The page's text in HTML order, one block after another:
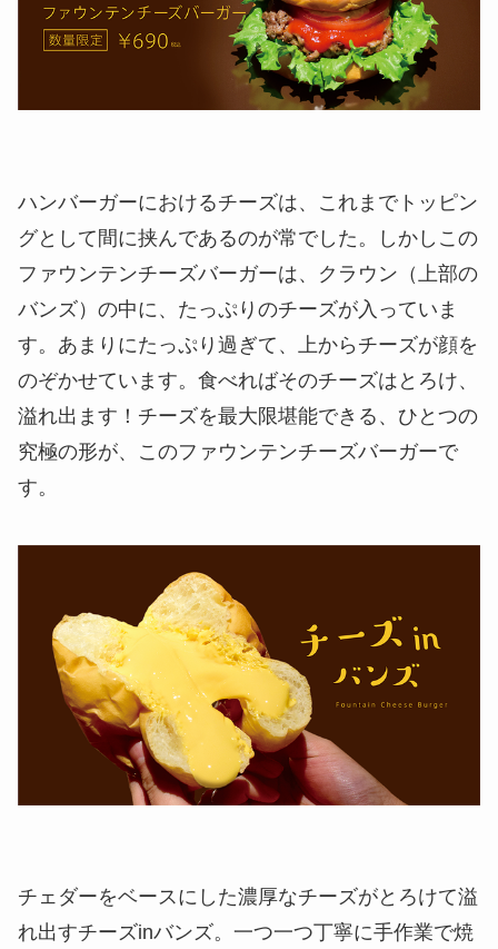
ハンバーガーにおけるチーズは、これまでトッピン
グとして間に挟んであるのが常でした。しかしこの
ファウンテンチーズバーガーは、クラウン（上部の
バンズ）の中に、たっぷりのチーズが入っていま
す。あまりにたっぷり過ぎて、上からチーズが顔を
のぞかせています。食べればそのチーズはとろけ、
溢れ出ます！チーズを最大限堪能できる、ひとつの
究極の形が、このファウンテンチーズバーガーで
す。
チェダーをベースにした濃厚なチーズがとろけて溢
れ出すチーズinバンズ。一つ一つ丁寧に手作業で焼